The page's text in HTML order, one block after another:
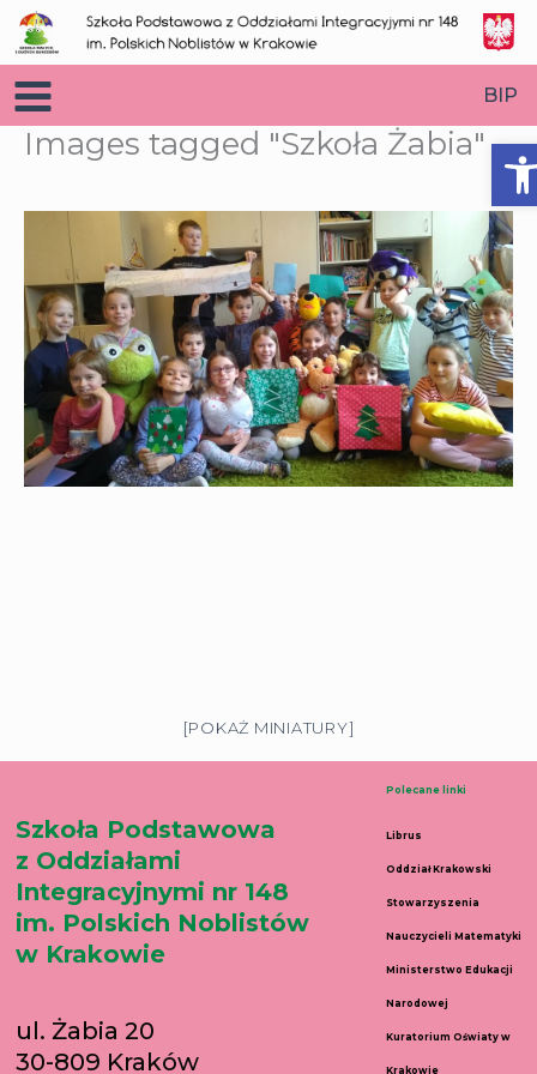
Przejdź
do
treści
BIP
Images tagged "Szkoła Żabia"
[POKAŻ MINIATURY]
Szkoła Podstawowa
z Oddziałami
Integracyjnymi nr 148
im. Polskich Noblistów
w Krakowie
ul. Żabia 20
30-809 Kraków
Polecane linki
Librus
Oddział Krakowski
Stowarzyszenia
Nauczycieli Matematyki
Ministerstwo Edukacji
Narodowej
Kuratorium Oświaty w
Krakowie